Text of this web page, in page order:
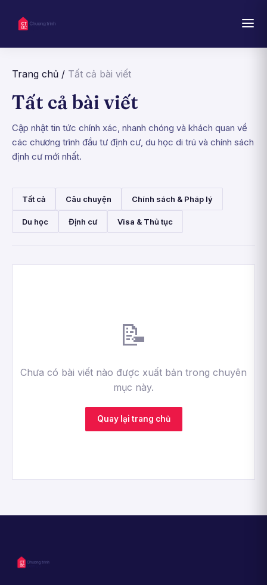
Trang chủ / Tất cả bài viết
Tất cả bài viết
Cập nhật tin tức chính xác, nhanh chóng và khách quan về
các chương trình đầu tư định cư, du học di trú và chính sách
định cư mới nhất.
Tất cả Câu chuyện Chính sách & Pháp lý
Du học Định cư Visa & Thủ tục
📝
Chưa có bài viết nào được xuất bản trong chuyên
mục này.
Quay lại trang chủ